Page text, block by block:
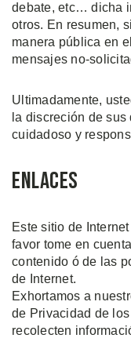
debate, etc… dicha
otros. En resumen,
manera pública en
mensajes no-
Ultimadamente,
la discreción de
cuidadoso y
Enlaces
Este sitio de
favor tome en
contenido ó de las
de Internet.
Exhortamos a
de Privacidad de
recolecten